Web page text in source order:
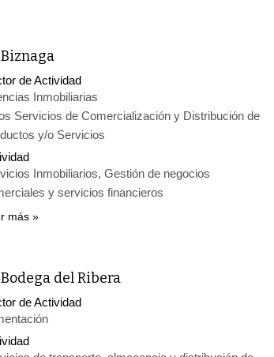
de Actividad
Inmobiliarias
Servicios de Comercialización y Distribución de
y/o Servicios
Inmobiliarios, Gestión de negocios
y servicios financieros
más
del Ribera
de Actividad